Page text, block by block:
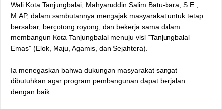
‎Wali Kota Tanjungbalai, Mahyaruddin Salim Batu-bara, S.E.,
M.AP, dalam sambutannya mengajak masyarakat untuk tetap
bersabar, bergotong royong, dan bekerja sama dalam
membangun Kota Tanjungbalai menuju visi “Tanjungbalai
Emas” (Elok, Maju, Agamis, dan Sejahtera).
‎Ia menegaskan bahwa dukungan masyarakat sangat
dibutuhkan agar program pembangunan dapat berjalan
dengan baik.